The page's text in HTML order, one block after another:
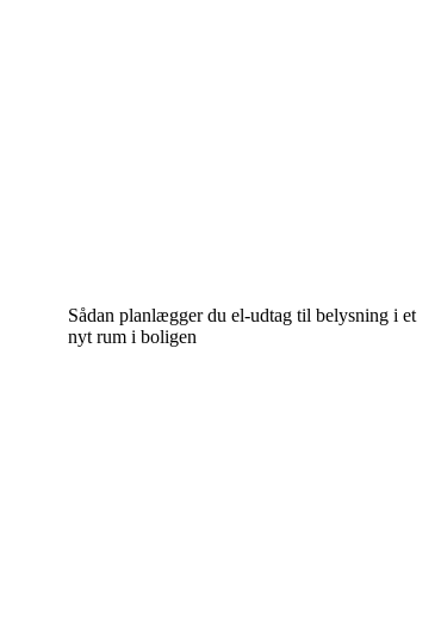
Sådan planlægger du el-udtag til belysning i et
nyt rum i boligen